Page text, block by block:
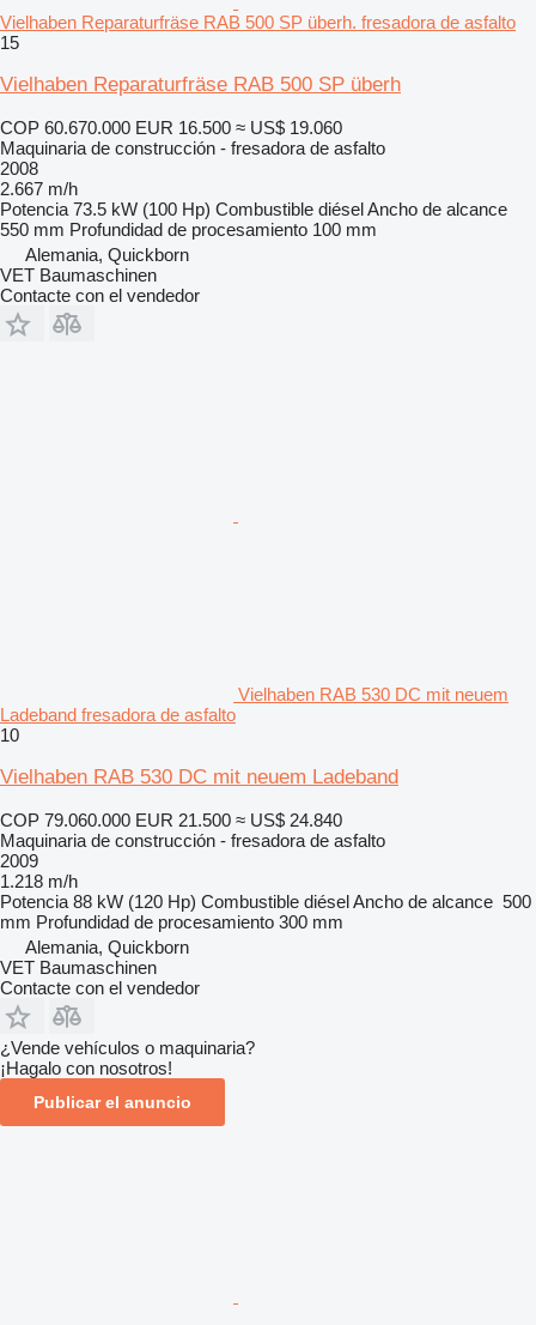
Vielhaben Reparaturfräse RAB 500 SP überh. fresadora de asfalto
15
Vielhaben Reparaturfräse RAB 500 SP überh
COP 60.670.000 EUR 16.500 ≈ US$ 19.060
Maquinaria de construcción - fresadora de asfalto
2008
2.667 m/h
Potencia 73.5 kW (100 Hp) Combustible diéselAncho de alcance
550 mm Profundidad de procesamiento 100 mm
Alemania, Quickborn
VET Baumaschinen
Contacte con el vendedor
Vielhaben RAB 530 DC mit neuem
Ladeband fresadora de asfalto
10
Vielhaben RAB 530 DC mit neuem Ladeband
COP 79.060.000 EUR 21.500 ≈ US$ 24.840
Maquinaria de construcción - fresadora de asfalto
2009
1.218 m/h
Potencia 88 kW (120 Hp) Combustible diéselAncho de alcance 500
mm Profundidad de procesamiento 300 mm
Alemania, Quickborn
VET Baumaschinen
Contacte con el vendedor
¿Vende vehículos o maquinaria?
¡Hagalo con nosotros!
Publicar el anuncio